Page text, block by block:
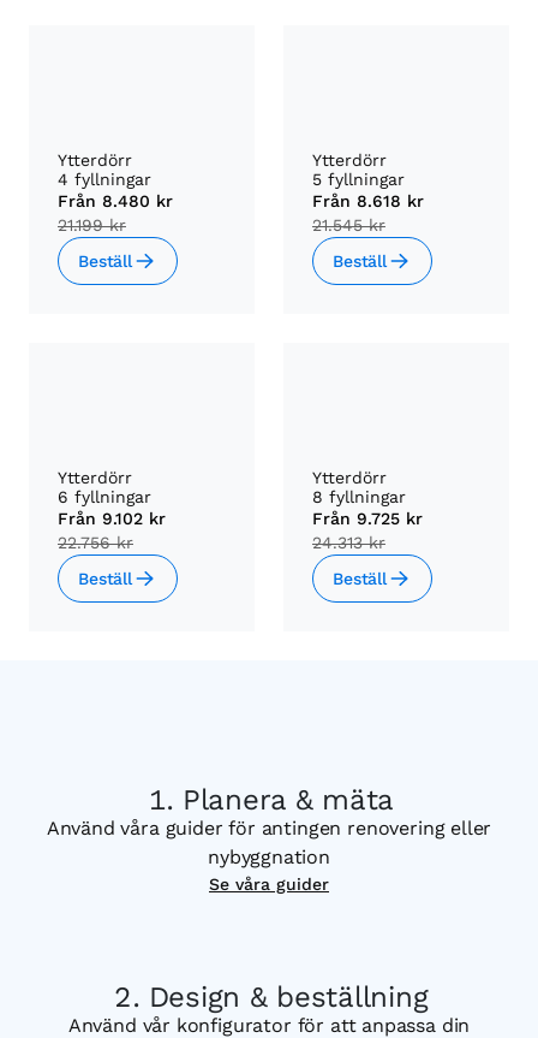
Ytterdörr
4 fyllningar
Från 8.480 kr
21.199 kr
Beställ
Ytterdörr
5 fyllningar
Från 8.618 kr
21.545 kr
Beställ
Ytterdörr
6 fyllningar
Från 9.102 kr
22.756 kr
Beställ
Ytterdörr
8 fyllningar
Från 9.725 kr
24.313 kr
Beställ
Planera & mäta
Använd våra guider för antingen renovering eller
nybyggnation
Se våra guider
Design & beställning
Använd vår konfigurator för att anpassa din